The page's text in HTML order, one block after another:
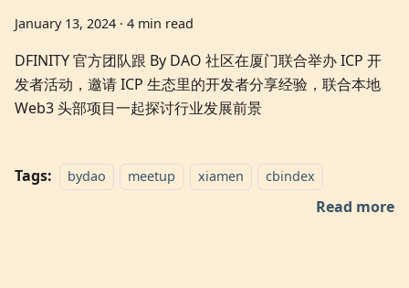
January 13, 2024 · 4 min read
DFINITY 官方团队跟 By DAO 社区在厦门联合举办 ICP 开
发者活动，邀请 ICP 生态里的开发者分享经验，联合本地
Web3 头部项目一起探讨行业发展前景
Tags: bydao meetup xiamen cbindex
Read more